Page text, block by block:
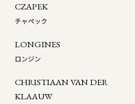
CZAPEK
チャペック
LONGINES
ロンジン
CHRISTIAAN VAN DER
KLAAUW